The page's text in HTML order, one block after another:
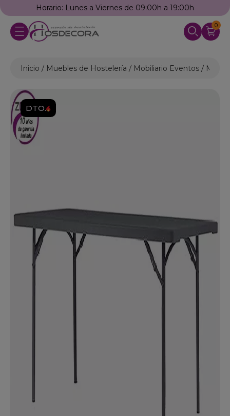
Horario: Lunes a Viernes de 09:00h a 19:00h
0
Inicio Muebles de Hostelería Mobiliario Eventos
DTO.